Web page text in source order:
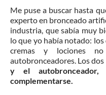
Me puse a buscar hasta
experto en bronceado
industria, que sabía muy
lo que yo había notado:
cremas y lociones
autobronceadores. Los
y el
complementarse.